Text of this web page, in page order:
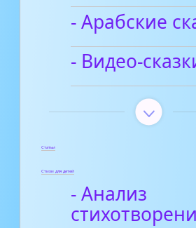
- Арабские
- Видео-
Статьи
Стихи для детей
- Анализ